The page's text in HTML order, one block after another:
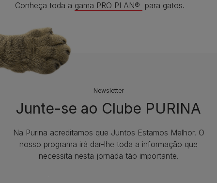
Conheça toda a gama PRO PLAN® para gatos.
Newsletter
Junte-se ao Clube PURINA
Na Purina acreditamos que Juntos Estamos Melhor. O
nosso programa irá dar-lhe toda a informação que
necessita nesta jornada tão importante.